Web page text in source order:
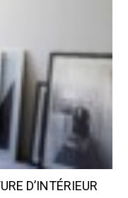
D’INTÉRIEUR